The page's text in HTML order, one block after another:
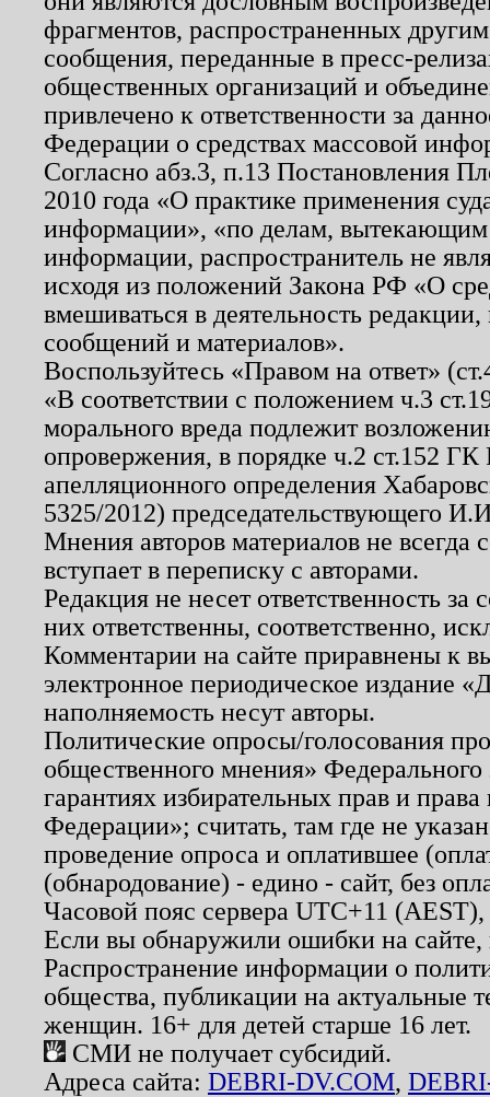
фрагментов, распространенных
сообщения, переданные в пресс-
общественных организаций и
привлечено к ответственности за
Федерации о средствах массовой
Согласно абз.3, п.13 Постановления
2010 года «О практике применения
информации», «по делам, вытекающим
информации, распространитель не
исходя из положений Закона РФ «О
вмешиваться в деятельность
сообщений и материалов».
Воспользуйтесь «Правом на ответ»
«В соответствии с положением ч.3
морального вреда подлежит
опровержения, в порядке ч.2 ст.152
апелляционного определения
5325/2012) председательствующего
Мнения авторов материалов не
вступает в переписку с авторами.
Редакция не несет ответственность
них ответственны, соответственно,
Комментарии на сайте приравнены к
электронное периодическое издание
наполняемость несут авторы.
Политические опросы/голосования
общественного мнения»
гарантиях избирательных прав и
Федерации»; считать, там где не
проведение опроса и оплатившее
(обнародование) - едино - сайт, без
Часовой пояс сервера UTC+11
Если вы обнаружили ошибки на
Распространение информации о
общества, публикации на актуальные
женщин. 16+ для детей старше 16 лет.
СМИ не получает субсидий.
Адреса сайта: DEBRI-DV.COM,